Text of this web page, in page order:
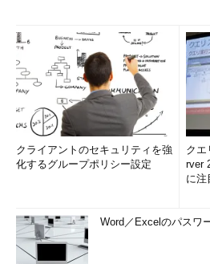
クライアントのセキュリティを強
化するグループポリシー設定
クエ
rver
に注
Word／Excelのパスワ